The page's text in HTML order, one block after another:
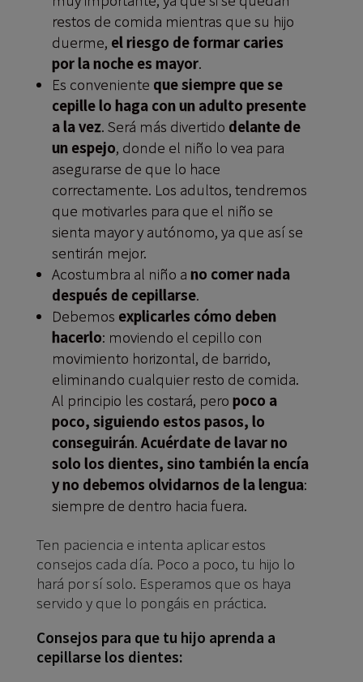
restos de comida mientras que su hijo
duerme, el riesgo de formar caries
por la noche es mayor.
Es conveniente que siempre que se
cepille lo haga con un adulto presente
a la vez. Será más divertido delante de
un espejo, donde el niño lo vea para
asegurarse de que lo hace
correctamente. Los adultos, tendremos
que motivarles para que el niño se
sienta mayor y autónomo, ya que así se
sentirán mejor.
Acostumbra al niño a no comer nada
después de cepillarse.
Debemos explicarles cómo deben
hacerlo: moviendo el cepillo con
movimiento horizontal, de barrido,
eliminando cualquier resto de comida.
Al principio les costará, pero poco a
poco, siguiendo estos pasos, lo
conseguirán. Acuérdate de lavar no
solo los dientes, sino también la encía
y no debemos olvidarnos de la lengua:
siempre de dentro hacia fuera.
Ten paciencia e intenta aplicar estos
consejos cada día. Poco a poco, tu hijo lo
hará por sí solo. Esperamos que os haya
servido y que lo pongáis en práctica.
Consejos para que tu hijo aprenda a
cepillarse los dientes: